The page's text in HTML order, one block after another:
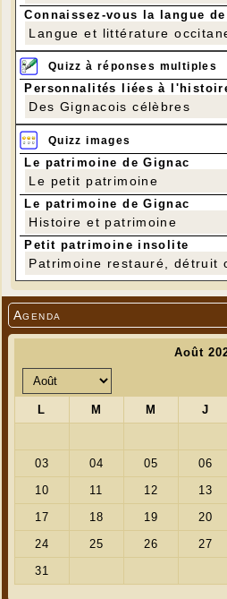
Agenda
Connaissez-vous la langue
Langue et littérature
Quizz à réponses multiples
Personnalités liées à
Des Gignacois célèbres
Quizz images
Le patrimoine de Gignac
Le petit patrimoine
Le patrimoine de Gignac
Histoire et patrimoine
Petit patrimoine insolite
Patrimoine restauré, détruit